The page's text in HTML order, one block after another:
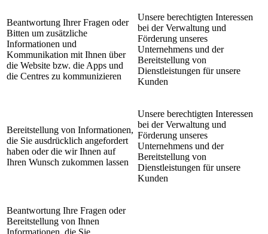
Beantwortung Ihrer Fragen oder
Bitten um zusätzliche
Informationen und
Kommunikation mit Ihnen über
die Website bzw. die Apps und
die Centres zu kommunizieren
Unsere berechtigten Interessen
bei der Verwaltung und
Förderung unseres
Unternehmens und der
Bereitstellung von
Dienstleistungen für unsere
Kunden
Bereitstellung von Informationen,
die Sie ausdrücklich angefordert
haben oder die wir Ihnen auf
Ihren Wunsch zukommen lassen
Unsere berechtigten Interessen
bei der Verwaltung und
Förderung unseres
Unternehmens und der
Bereitstellung von
Dienstleistungen für unsere
Kunden
Beantwortung Ihre Fragen oder
Bereitstellung von Ihnen
Informationen, die Sie